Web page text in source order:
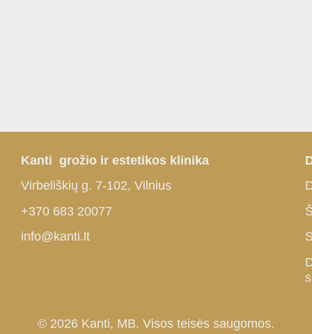
Kanti grožio ir estetikos klinika
Virbeliškių g. 7-102, Vilnius
+370 683 20077
info@kanti.lt
© 2026 Kanti, MB. Visos teisės saugomos.